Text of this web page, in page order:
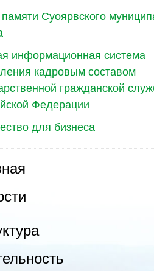
памяти Суоярвского
информационная система
кадровым составом
гражданской
Федерации
для бизнеса